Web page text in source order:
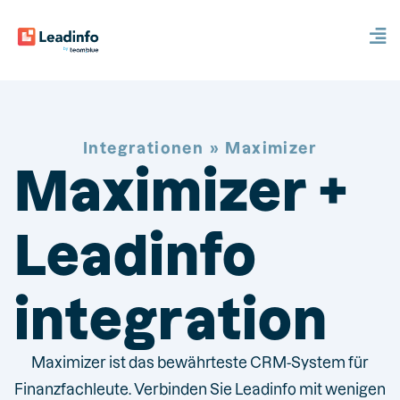
Integrationen » Maximizer
Maximizer +
Leadinfo
integration
Maximizer ist das bewährteste CRM-System für
Finanzfachleute. Verbinden Sie Leadinfo mit wenigen